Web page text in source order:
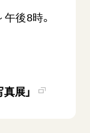
後8時。
展」